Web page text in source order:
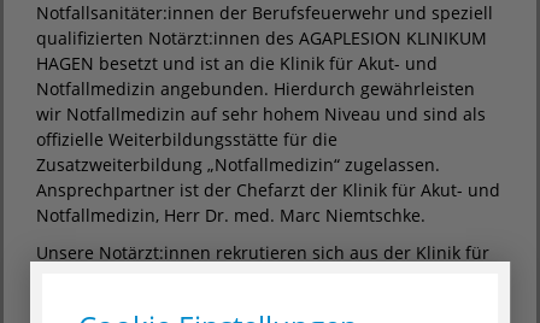
Notfallsanitäter:innen der Berufsfeuerwehr und speziell
qualifizierten Notärzt:innen des AGAPLESION KLINIKUM
HAGEN besetzt und ist an die Klinik für Akut- und
Notfallmedizin angebunden. Hierdurch gewährleisten
wir Notfallmedizin auf sehr hohem Niveau und sind als
offizielle Weiterbildungsstätte für die
Zusatzweiterbildung „Notfallmedizin“ zugelassen.
Ansprechpartner ist der Chefarzt der Klinik für Akut- und
Notfallmedizin, Herr Dr. med. Marc Niemtschke.
Unsere Notärzt:innen rekrutieren sich aus der Klinik für